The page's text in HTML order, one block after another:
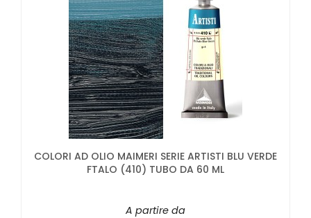
COLORI AD OLIO MAIMERI SERIE ARTISTI BLU VERDE
FTALO (410) TUBO DA 60 ML
A partire da